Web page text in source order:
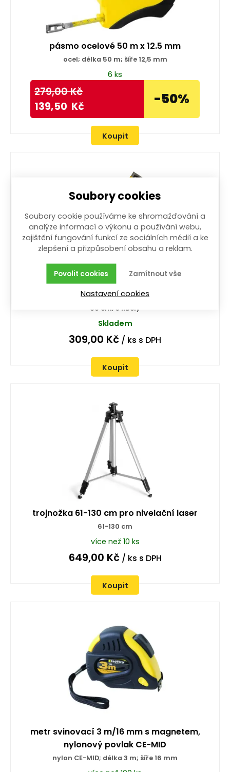
pásmo ocelové 50 m x 12.5 mm
ocel; délka 50 m; šíře 12,5 mm
6 ks
279,00Kč
139,50 Kč -50%
Koupit
Vodováha magnetická 60 cm hliníková se 3
libelami
60 cm; 3 libely
Skladem
309,00 Kč / ks s DPH
Koupit
trojnožka 61-130 cm pro nivelační laser
61-130 cm
více než 10 ks
649,00 Kč/ ks s DPH
Koupit
metr svinovací 3 m/16 mm s magnetem,
nylonový povlak CE-MID
nylon CE-MID; délka 3 m; šíře 16 mm
Soubory cookies
Soubory cookie používáme ke shromažďování a
analýze informací o výkonu a používání webu,
zajištění fungování funkcí ze sociálních médií a ke
zlepšení a přizpůsobení obsahu a reklam.
Zamítnout vše
Povolit cookies
Nastavení cookies